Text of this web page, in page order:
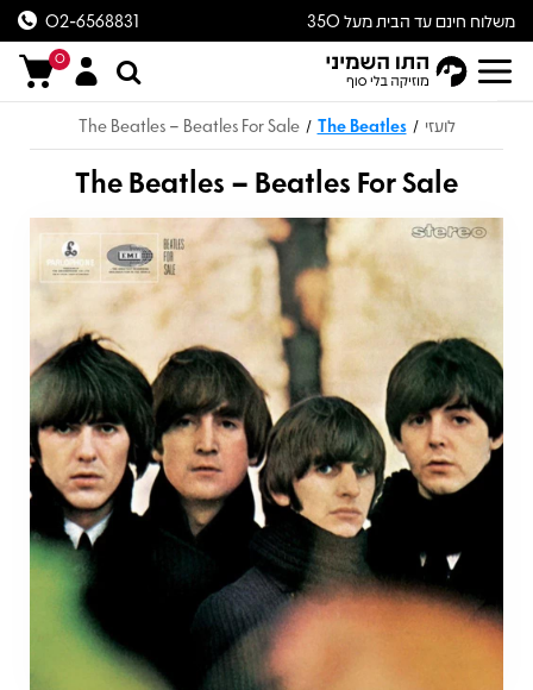
משלוח חינם עד הבית מעל 350
ש״ח
02-6568831
0
לועזי /
The Beatles
/
The Beatles – Beatles For Sale
The Beatles – Beatles For Sale